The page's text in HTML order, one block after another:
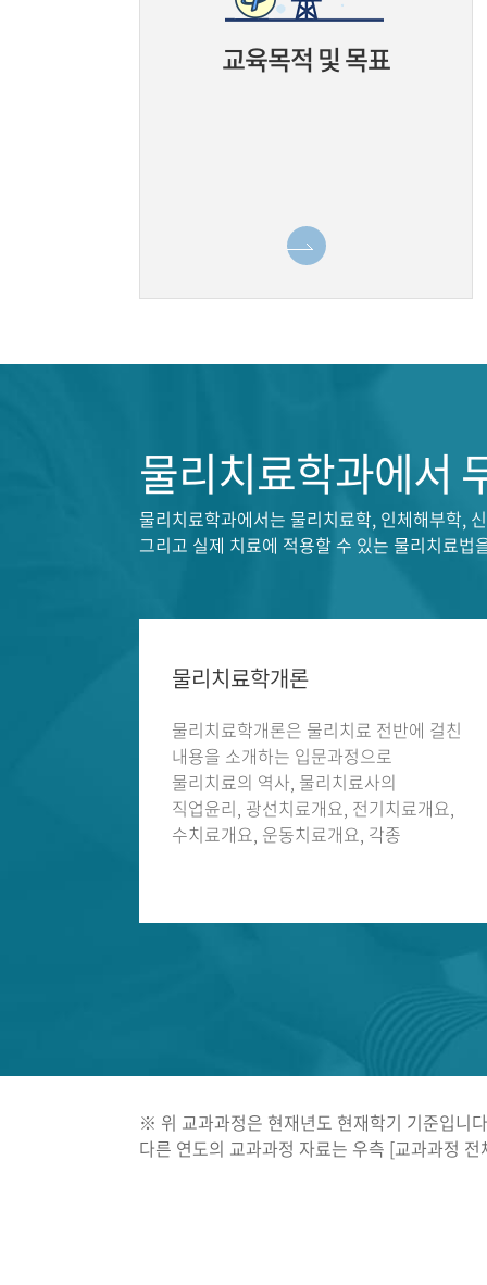
교육목적 및 목표
물리치료학과에서
물리치료학과에서는 물리치료학, 인체해부학,
그리고 실제 치료에 적용할 수 있는 물리치료법
물리치료학개론
물리치료학개론은 물리치료 전반에 걸친
내용을 소개하는 입문과정으로
물리치료의 역사, 물리치료사의
직업윤리, 광선치료개요, 전기치료개요,
수치료개요, 운동치료개요, 각종
※ 위 교과과정은 현재년도 현재학기 기준입니
다른 연도의 교과과정 자료는 우측 [교과과정